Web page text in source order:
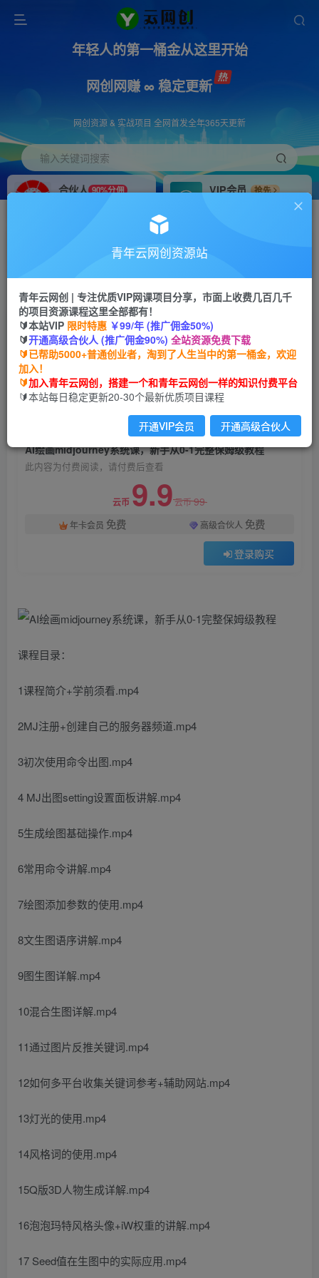
年轻人的第一桶金从这里开始
网创网赚 ∞ 稳定更新
网创资源 & 实战项目 全网首发全年365天更新
输入关键词搜索
合伙人 90%分佣
VIP会员
抢先
搭建同款网站，自己当老板
首页 创业课程 会员免费 正文
AI绘画midjourney系统课，新手从0-1完整保姆级
教程
青年云网创
2年前发布
关注 私信
AI绘画midjourney系统课，新手从0-1完整保姆级教程
此内容为付费阅读，请付费后查看
云币 9.9云币99
年卡会员 免费 高级合伙人 免费
登录购买
课程目录：
1课程简介+学前须看.mp4
2MJ注册+创建自己的服务器频道.mp4
3初次使用命令出图.mp4
4 MJ出图setting设置面板讲解.mp4
5生成绘图基础操作.mp4
6常用命令讲解.mp4
7绘图添加参数的使用.mp4
8文生图语序讲解.mp4
9图生图详解.mp4
10混合生图详解.mp4
11通过图片反推关键词.mp4
12如何多平台收集关键词参考+辅助网站.mp4
13灯光的使用.mp4
14风格词的使用.mp4
15Q版3D人物生成详解.mp4
16泡泡玛特风格头像+iW权重的讲解.mp4
17 Seed值在生图中的实际应用.mp4
青年云网创资源站
青年云网创 | 专注优质VIP网课项目分享，市面上收费几百几千
的项目资源课程这里全部都有！
🔰本站VIP 限时特惠 ￥99/年 (推广佣金50%)
🔰开通高级合伙人 (推广佣金90%) 全站资源免费下载
🔰已帮助5000+普通创业者，淘到了人生当中的第一桶金，欢迎
加入！
🔰加入青年云网创，搭建一个和青年云网创一样的知识付费平台
🔰本站每日稳定更新20-30个最新优质项目课程
开通VIP会员 开通高级合伙人